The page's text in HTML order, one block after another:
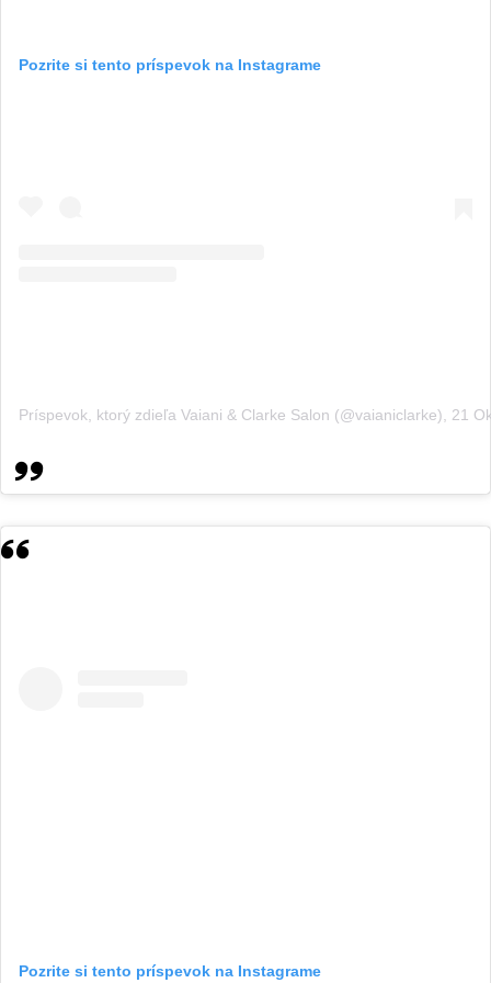
Pozrite si tento príspevok na Instagrame
Príspevok, ktorý zdieľa Vaiani & Clarke Salon (@vaianiclarke), 21
Pozrite si tento príspevok na Instagrame